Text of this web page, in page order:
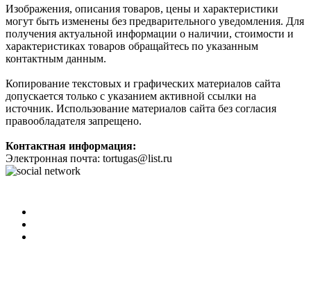
Изображения, описания товаров, цены и характеристики
могут быть изменены без предварительного уведомления. Для
получения актуальной информации о наличии, стоимости и
характеристиках товаров обращайтесь по указанным
контактным данным.
Копирование текстовых и графических материалов сайта
допускается только с указанием активной ссылки на
источник. Использование материалов сайта без согласия
правообладателя запрещено.
Контактная информация:
Электронная почта: tortugas@list.ru